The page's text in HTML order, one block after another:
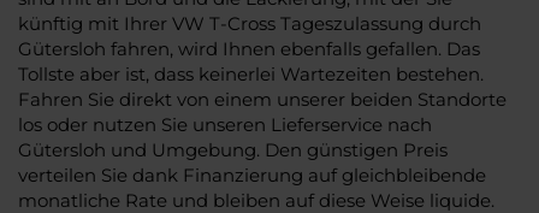
künftig mit Ihrer VW T-Cross Tageszulassung durch
Gütersloh fahren, wird Ihnen ebenfalls gefallen. Das
Tollste aber ist, dass keinerlei Wartezeiten bestehen.
Fahren Sie direkt von einem unserer beiden Standorte
los oder nutzen Sie unseren Lieferservice nach
Gütersloh und Umgebung. Den günstigen Preis
verteilen Sie dank Finanzierung auf gleichbleibende
monatliche Rate und bleiben auf diese Weise liquide.